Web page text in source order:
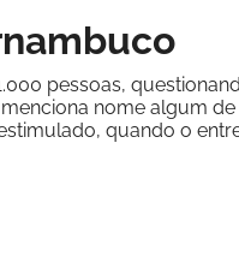
pessoas,
nome algum
quando o